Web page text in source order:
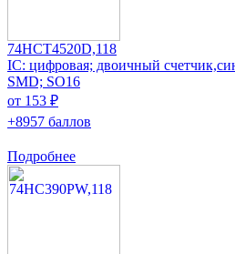
74HCT4520D,118
IC: цифровая; двоичный
SMD; SO16
от 153 ₽
+8957 баллов
Подробнее